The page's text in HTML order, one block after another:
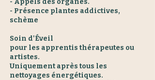
- Appels des organes.
- Présence plantes addictives,
schème
Soin d'Éveil
pour les apprentis thérapeutes ou
artistes.
Uniquement après tous les
nettoyages énergétiques.